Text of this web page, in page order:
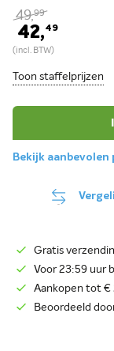
42,49
49,99
Toon staffelprijzen
Bekijk
Gratis
Voor 23:59 uur
Aankopen tot €
Beoordeeld